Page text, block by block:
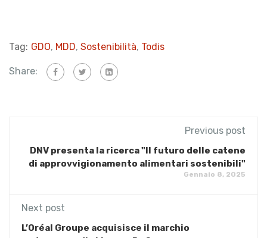
Tag: GDO, MDD, Sostenibilità, Todis
Share:
Previous post
DNV presenta la ricerca "Il futuro delle catene
di approvvigionamento alimentari sostenibili"
Gennaio 8, 2025
Next post
L’Oréal Groupe acquisisce il marchio